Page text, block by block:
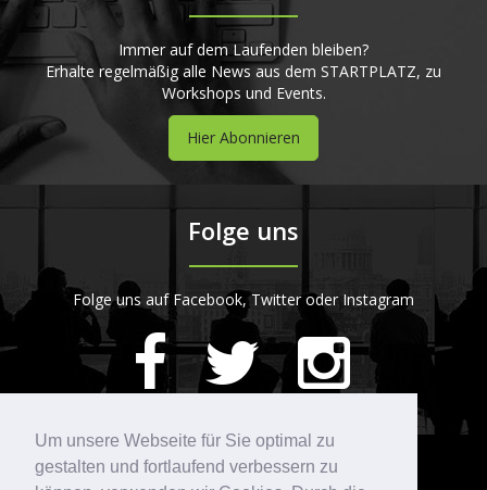
Um unsere Webseite für Sie optimal zu
gestalten und fortlaufend verbessern zu
Immer auf dem Laufenden bleiben?
Erhalte regelmäßig alle News aus dem STARTPLATZ, zu
Workshops und Events.
Hier Abonnieren
Folge uns
Folge uns auf Facebook, Twitter oder Instagram
420Bewertungen auf ProvenExpert.com
Kontakt